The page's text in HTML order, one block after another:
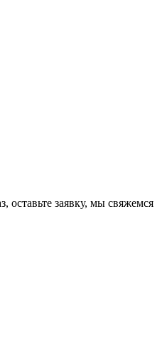
заявку, мы свяжемся